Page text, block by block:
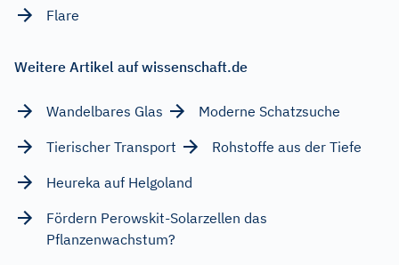
Flare
Weitere Artikel auf wissenschaft.de
Wandelbares Glas
Moderne Schatzsuche
Tierischer Transport
Rohstoffe aus der Tiefe
Heureka auf Helgoland
Fördern Perowskit-Solarzellen das
Pflanzenwachstum?